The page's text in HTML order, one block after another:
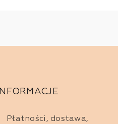
INFORMACJE
Płatności, dostawa,